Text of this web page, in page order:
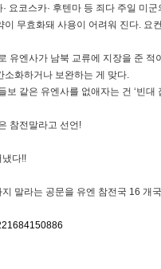
요코스카· 후텐마 등 죄다 주일 미
무효화돼 사용이 어려워 진다.
유엔사가 남북 교류에 지장을 준 적
소화하거나 보완하는 게 맞다.
같은 유엔사를 없애자는 건 ‘빈
참전말라고 선언!
냈다!!
말라는 공문을 유엔 참전국 16